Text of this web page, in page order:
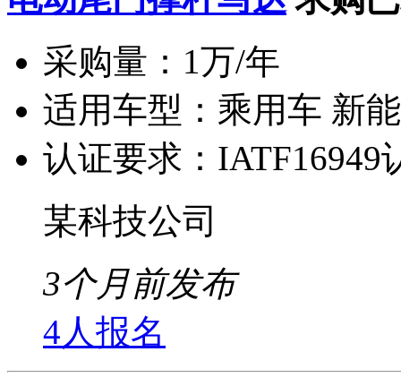
采购量： 1万/年
适用车型： 乘用车 新
认证要求： IATF16949
某科技公司
3个月前发布
4人报名